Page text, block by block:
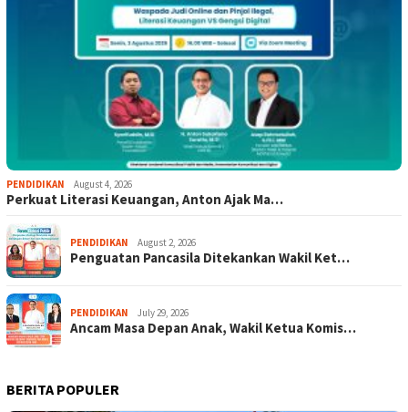
PENDIDIKAN August 4, 2026
Perkuat Literasi Keuangan, Anton Ajak Ma…
PENDIDIKAN August 2, 2026
Penguatan Pancasila Ditekankan Wakil Ket…
PENDIDIKAN July 29, 2026
Ancam Masa Depan Anak, Wakil Ketua Komis…
BERITA POPULER